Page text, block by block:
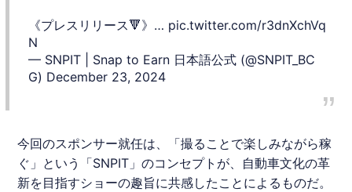
《プレスリリース🔻》… pic.twitter.com/r3dnXchVq
N
— SNPIT | Snap to Earn 日本語公式 (@SNPIT_BC
G) December 23, 2024
今回のスポンサー就任は、「撮ることで楽しみながら稼
ぐ」という「SNPIT 」のコンセプトが、自動車文化の革
新を目指すショーの趣旨に共感したことによるものだ。